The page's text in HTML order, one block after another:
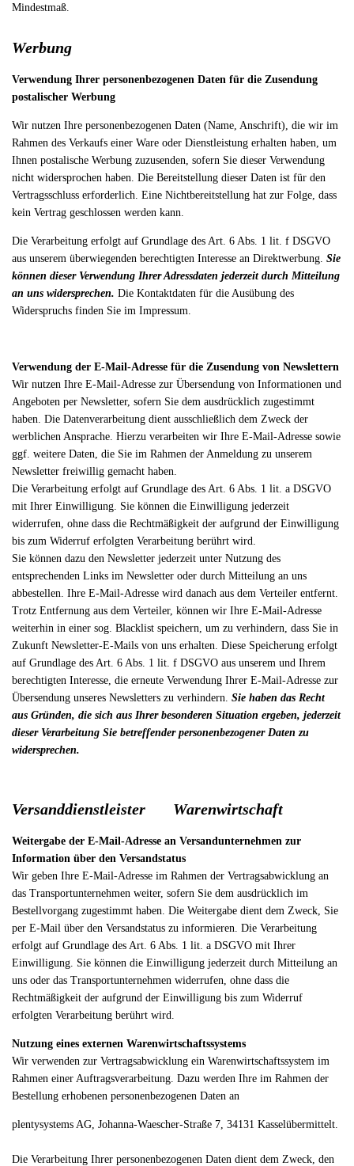
Mindestmaß.
Werbung
Verwendung Ihrer personenbezogenen Daten für die Zusendung
postalischer Werbung
Wir nutzen Ihre personenbezogenen Daten (Name, Anschrift), die wir im
Rahmen des Verkaufs einer Ware oder Dienstleistung erhalten haben, um
Ihnen postalische Werbung zuzusenden, sofern Sie dieser Verwendung
nicht widersprochen haben. Die Bereitstellung dieser Daten ist für den
Vertragsschluss erforderlich. Eine Nichtbereitstellung hat zur Folge, dass
kein Vertrag geschlossen werden kann.
Die Verarbeitung erfolgt auf Grundlage des Art. 6 Abs. 1 lit. f DSGVO
aus unserem überwiegenden berechtigten Interesse an Direktwerbung. Sie
können dieser Verwendung Ihrer Adressdaten jederzeit durch Mitteilung
an uns widersprechen. Die Kontaktdaten für die Ausübung des
Widerspruchs finden Sie im Impressum.
Verwendung der E-Mail-Adresse für die Zusendung von Newslettern
Wir nutzen Ihre E-Mail-Adresse zur Übersendung von Informationen und
Angeboten per Newsletter, sofern Sie dem ausdrücklich zugestimmt
haben. Die Datenverarbeitung dient ausschließlich dem Zweck der
werblichen Ansprache. Hierzu verarbeiten wir Ihre E-Mail-Adresse sowie
ggf. weitere Daten, die Sie im Rahmen der Anmeldung zu unserem
Newsletter freiwillig gemacht haben.
Die Verarbeitung erfolgt auf Grundlage des Art. 6 Abs. 1 lit. a DSGVO
mit Ihrer Einwilligung. Sie können die Einwilligung jederzeit
widerrufen, ohne dass die Rechtmäßigkeit der aufgrund der Einwilligung
bis zum Widerruf erfolgten Verarbeitung berührt wird.
Sie können dazu den Newsletter jederzeit unter Nutzung des
entsprechenden Links im Newsletter oder durch Mitteilung an uns
abbestellen. Ihre E-Mail-Adresse wird danach aus dem Verteiler entfernt.
Trotz Entfernung aus dem Verteiler, können wir Ihre E-Mail-Adresse
weiterhin in einer sog. Blacklist speichern, um zu verhindern, dass Sie in
Zukunft Newsletter-E-Mails von uns erhalten. Diese Speicherung erfolgt
auf Grundlage des Art. 6 Abs. 1 lit. f DSGVO aus unserem und Ihrem
berechtigten Interesse, die erneute Verwendung Ihrer E-Mail-Adresse zur
Übersendung unseres Newsletters zu verhindern. Sie haben das Recht
aus Gründen, die sich aus Ihrer besonderen Situation ergeben, jederzeit
dieser Verarbeitung Sie betreffender personenbezogener Daten zu
widersprechen.
Versanddienstleister Warenwirtschaft
Weitergabe der E-Mail-Adresse an Versandunternehmen zur
Information über den Versandstatus
Wir geben Ihre E-Mail-Adresse im Rahmen der Vertragsabwicklung an
das Transportunternehmen weiter, sofern Sie dem ausdrücklich im
Bestellvorgang zugestimmt haben. Die Weitergabe dient dem Zweck, Sie
per E-Mail über den Versandstatus zu informieren. Die Verarbeitung
erfolgt auf Grundlage des Art. 6 Abs. 1 lit. a DSGVO mit Ihrer
Einwilligung. Sie können die Einwilligung jederzeit durch Mitteilung an
uns oder das Transportunternehmen widerrufen, ohne dass die
Rechtmäßigkeit der aufgrund der Einwilligung bis zum Widerruf
erfolgten Verarbeitung berührt wird.
Nutzung eines externen Warenwirtschaftssystems
Wir verwenden zur Vertragsabwicklung ein Warenwirtschaftssystem im
Rahmen einer Auftragsverarbeitung. Dazu werden Ihre im Rahmen der
Bestellung erhobenen personenbezogenen Daten an
plentysystems AG, Johanna-Waescher-Straße 7, 34131 Kasselübermittelt.
Die Verarbeitung Ihrer personenbezogenen Daten dient dem Zweck, den